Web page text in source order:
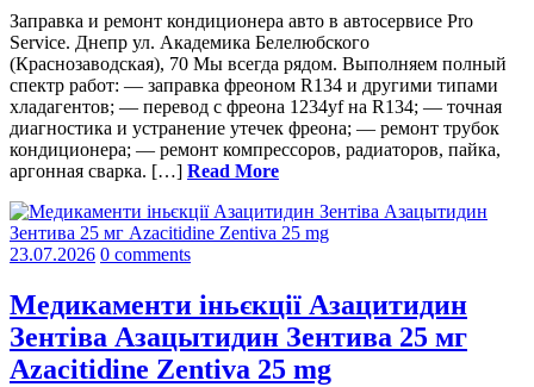
Заправка и ремонт кондиционера авто в автосервисе Pro
Service. Днепр ул. Академика Белелюбского
(Краснозаводская), 70 Мы всегда рядом. Выполняем полный
спектр работ: — заправка фреоном R134 и другими типами
хладагентов; — перевод с фреона 1234yf на R134; — точная
диагностика и устранение утечек фреона; — ремонт трубок
кондиционера; — ремонт компрессоров, радиаторов, пайка,
аргонная сварка. […] Read More
23.07.2026 0 comments
Медикаменти іньєкції Азацитидин
Зентіва Азацытидин Зентива 25 мг
Azacitidine Zentiva 25 mg